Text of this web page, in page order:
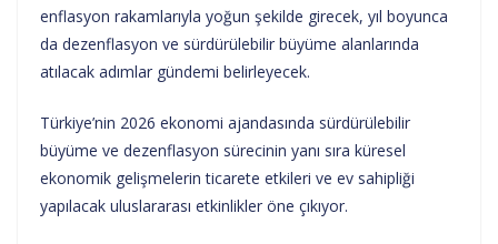
enflasyon rakamlarıyla yoğun şekilde girecek, yıl boyunca
da dezenflasyon ve sürdürülebilir büyüme alanlarında
atılacak adımlar gündemi belirleyecek.
Türkiye’nin 2026 ekonomi ajandasında sürdürülebilir
büyüme ve dezenflasyon sürecinin yanı sıra küresel
ekonomik gelişmelerin ticarete etkileri ve ev sahipliği
yapılacak uluslararası etkinlikler öne çıkıyor.